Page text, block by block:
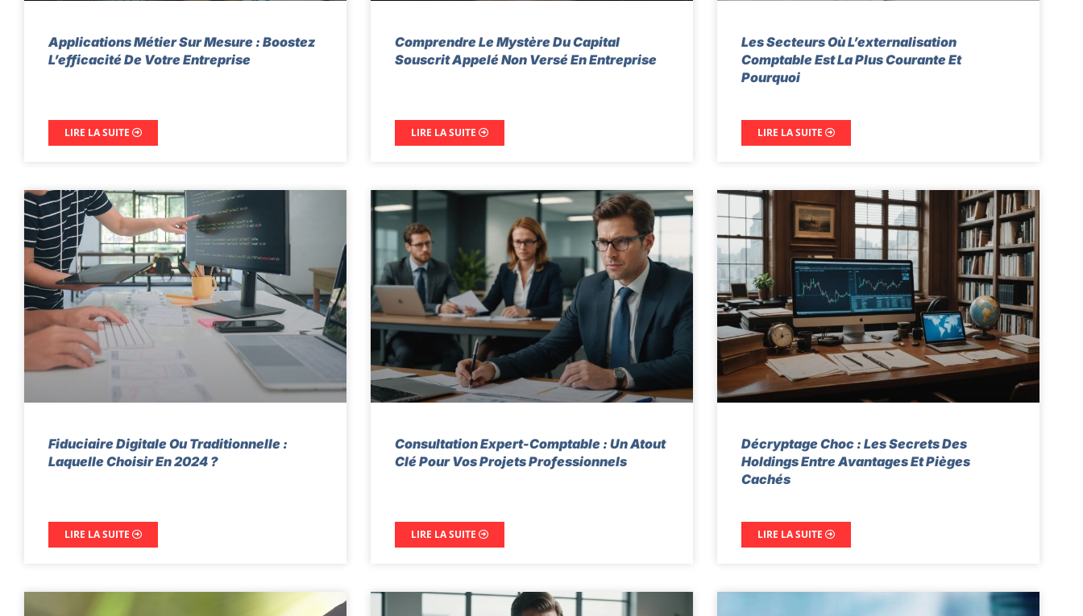
Applications Métier Sur Mesure : Boostez
L’efficacité De Votre Entreprise
LIRE LA SUITE
Comprendre Le Mystère Du Capital
Souscrit Appelé Non Versé En Entreprise
LIRE LA SUITE
Les Secteurs Où L’externalisation
Comptable Est La Plus Courante Et
Pourquoi
LIRE LA SUITE
Fiduciaire Digitale Ou Traditionnelle :
Laquelle Choisir En 2024 ?
LIRE LA SUITE
Consultation Expert-Comptable : Un Atout
Clé Pour Vos Projets Professionnels
LIRE LA SUITE
Décryptage Choc : Les Secrets Des
Holdings Entre Avantages Et Pièges
Cachés
LIRE LA SUITE